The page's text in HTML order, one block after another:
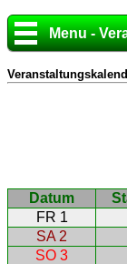
Menu -
Datum
FR 1
SA 2
SO 3